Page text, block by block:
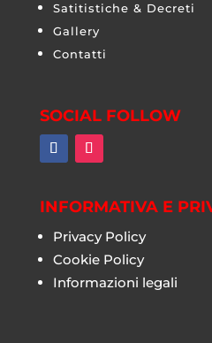
Satitistiche & Decreti
Gallery
Contatti
SOCIAL FOLLOW
INFORMATIVA E
Privacy Policy
Cookie Policy
Informazioni legali